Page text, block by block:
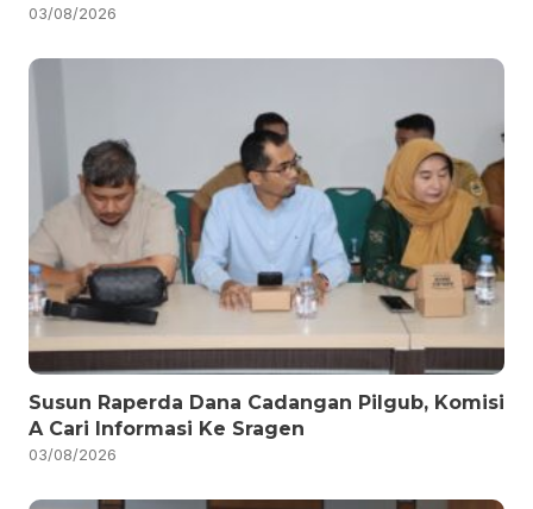
03/08/2026
Susun Raperda Dana Cadangan Pilgub, Komisi
A Cari Informasi Ke Sragen
03/08/2026